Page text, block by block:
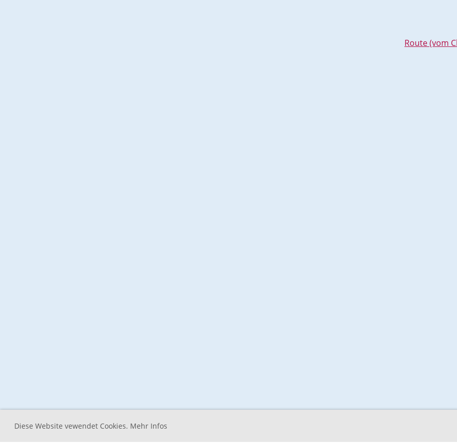
Diese Website vewendet Cookies. Mehr Infos
Route (vom